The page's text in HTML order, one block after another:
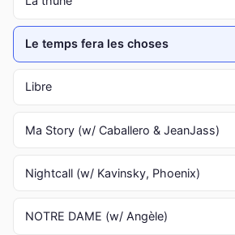
Le temps fera les choses
Libre
Ma Story (w/ Caballero & JeanJass)
Nightcall (w/ Kavinsky, Phoenix)
NOTRE DAME (w/ Angèle)